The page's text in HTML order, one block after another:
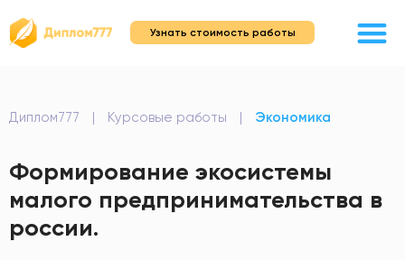
Узнать стоимость работы
Диплом777 | Курсовые работы | Экономика
Формирование экосистемы
малого предпринимательства в
россии.